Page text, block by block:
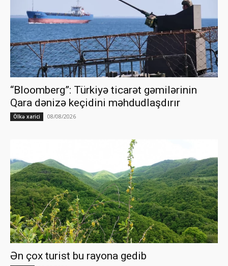
“Bloomberg”: Türkiyə ticarət gəmilərinin
Qara dənizə keçidini məhdudlaşdırır
Ölkə xarici 08/08/2026
Ən çox turist bu rayona gedib